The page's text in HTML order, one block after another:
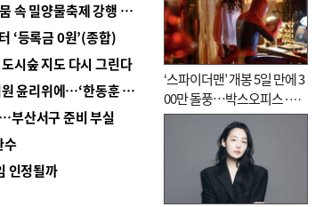
■ 지역 상권도 말라죽을 판이라…가뭄 속 밀양물축제 강행 논란
‘등록금 0원’(종합)
시숲 지도 다시 그린다
■ 국힘 부산시당, ‘정이한 조력’ 시의원 윤리위에…‘한동훈 지지’도 신고접수
부산서구 준비 부실
수
인정될까
‘스파이더맨’ 개봉 5일 만에 3
00만 돌풍…박스오피스·예
매율 동시 1위